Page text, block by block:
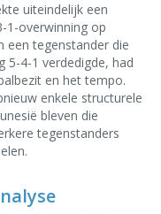
uiteindelijk een
1-overwinning op
een tegenstander die
5-4-1 verdedigde, had
en het tempo.
enkele structurele
bleven die
tegenstanders